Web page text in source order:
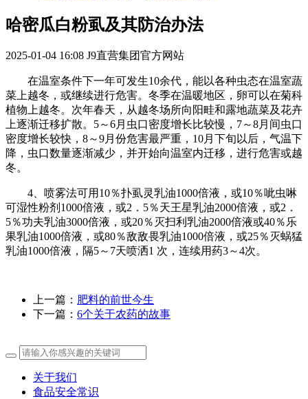
哈密瓜白粉虱及其防治办法
2025-01-04 16:08 J9直营集团官方网站
在温室条件下一年可发生10余代，能以各种虫态在温室蔬
菜上越冬，或继续进行危害。冬季在温暖地区，卵可以在菊科
植物上越冬。次年春天，从越冬场所向阳畦和露地蔬菜及花卉
上逐渐迁移扩散。5～6月虫口密度增长比较慢，7～8月间虫口
密度增长较快，8～9月份危害最严重，10月下旬以后，气温下
降，虫口数量逐渐减少，并开始向温室内迁移，进行危害或越
冬。
4、喷雾法可用10％扑虱灵乳油1000倍液，或10％呲虫啉
可湿性粉剂1000倍液，或2．5％天王星乳油2000倍液，或2．
5％功夫乳油3000倍液，或20％灭扫利乳油2000倍液或40％乐
果乳油1000倍液，或80％敌敌畏乳油1000倍液，或25％灭蜗猛
乳油1000倍液，隔5～7天喷洒1 次，连续用药3～4次。
上一篇： 肥料的前世今生
下一篇： 6个关于农药的故事
关于我们
食品安全常识